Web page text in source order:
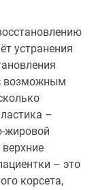
устранения
возможным
–
жировой
– это
корсета,